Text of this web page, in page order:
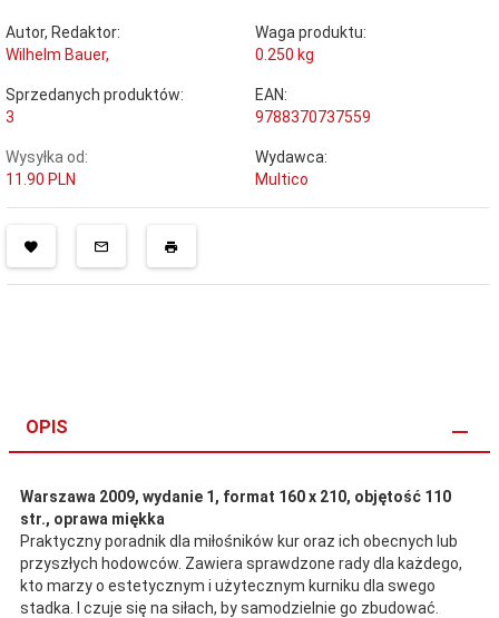
Autor, Redaktor:
Wilhelm Bauer,
Waga produktu:
0.250 kg
Sprzedanych produktów:
3
EAN:
9788370737559
Wysyłka od:
11.90 PLN
Wydawca:
Multico
OPIS
Warszawa 2009, wydanie 1, format 160 x 210, objętość 110
str., oprawa miękka
Praktyczny poradnik dla miłośników kur oraz ich obecnych lub
przyszłych hodowców. Zawiera sprawdzone rady dla każdego,
kto marzy o estetycznym i użytecznym kurniku dla swego
stadka. I czuje się na siłach, by samodzielnie go zbudować.